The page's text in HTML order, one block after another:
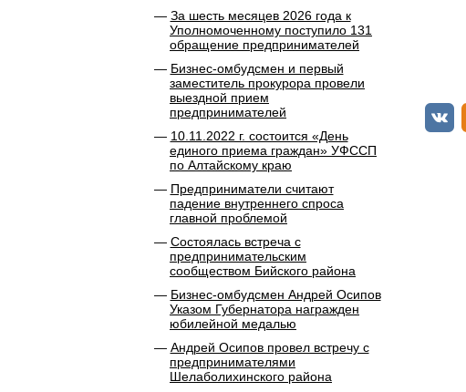
За шесть месяцев 2026 года к
Уполномоченному поступило 131
обращение предпринимателей
Бизнес-омбудсмен и первый
заместитель прокурора провели
выездной прием
предпринимателей
10.11.2022 г. состоится «День
единого приема граждан» УФССП
по Алтайскому краю
Предприниматели считают
падение внутреннего спроса
главной проблемой
Состоялась встреча с
предпринимательским
сообществом Бийского района
Бизнес-омбудсмен Андрей Осипов
Указом Губернатора награжден
юбилейной медалью
Андрей Осипов провел встречу с
предпринимателями
Шелаболихинского района